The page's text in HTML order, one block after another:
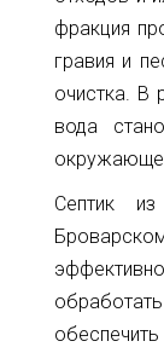
фракция
гравия и
очистка. В
вода
Септик